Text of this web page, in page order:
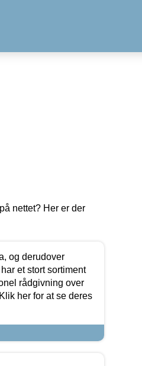
nettet? Her er der
og derudover
et stort sortiment
rådgivning over
her for at se deres